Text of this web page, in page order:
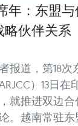
年：东盟
略伙伴关系
报道，第18次
）13日
就推进双边
。越南常驻